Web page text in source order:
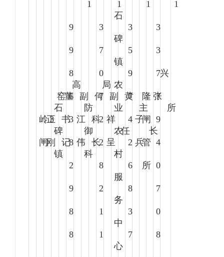
3
窑
岭
闸
董
正
刚
高
石
碑
镇
副
书
记
1
9
9
8
6
3
8
2
9
8
8
何
江
伟
局
防
御
科
副
科
长
1
3
7
0
7
2
2
8
2
1
1
黄
祥
呈
石
碑
镇
农
业
农
村
服
务
中
心
主
任
1
3
5
9
7
4
2
6
8
3
7
张
子
兵
兴
隆
闸
管
所
所
长
1
3
3
7
7
9
4
0
7
0
8